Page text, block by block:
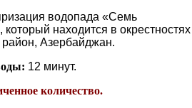
водопада «Семь
находится в окрестностях
Азербайджан.
12 минут.
количество.